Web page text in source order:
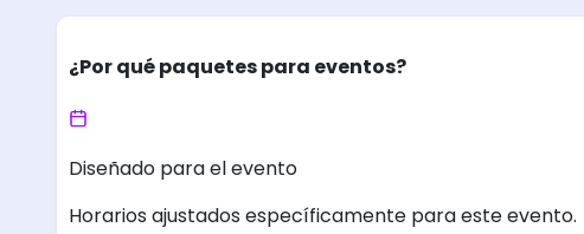
¿Por qué paquetes para eventos?
Diseñado para el evento
Horarios ajustados específicamente para este evento.